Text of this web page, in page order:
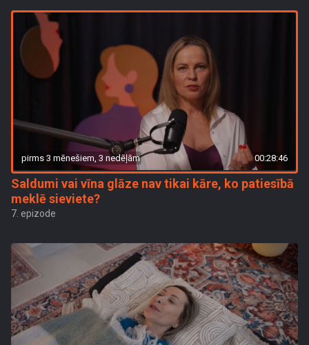
pirms 3 mēnešiem, 3 nedēļām 00:28:46
Saldumi vai vīna glāze nav tikai kāre, ko patiesībā
meklē sieviete?
7. epizode